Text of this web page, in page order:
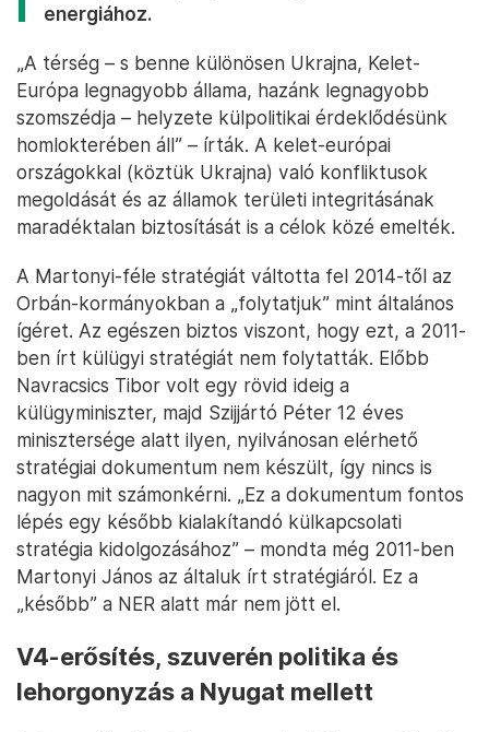
energiához.
„A térség – s benne különösen Ukrajna, Kelet-
Európa legnagyobb állama, hazánk legnagyobb
szomszédja – helyzete külpolitikai érdeklődésünk
homlokterében áll” – írták. A kelet-európai
országokkal (köztük Ukrajna) való konfliktusok
megoldását és az államok területi integritásának
maradéktalan biztosítását is a célok közé emelték.
A Martonyi-féle stratégiát váltotta fel 2014-től az
Orbán-kormányokban a „folytatjuk” mint általános
ígéret. Az egészen biztos viszont, hogy ezt, a 2011-
ben írt külügyi stratégiát nem folytatták. Előbb
Navracsics Tibor volt egy rövid ideig a
külügyminiszter, majd Szijjártó Péter 12 éves
minisztersége alatt ilyen, nyilvánosan elérhető
stratégiai dokumentum nem készült, így nincs is
nagyon mit számonkérni. „Ez a dokumentum fontos
lépés egy később kialakítandó külkapcsolati
stratégia kidolgozásához” – mondta még 2011-ben
Martonyi János az általuk írt stratégiáról. Ez a
„később” a NER alatt már nem jött el.
V4-erősítés, szuverén politika és
lehorgonyzás a Nyugat mellett